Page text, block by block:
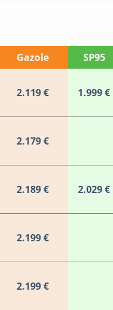
Gazole SP95
2.119 € 1.999 €
2.179 €
2.189 € 2.029 €
2.199 €
2.199 €